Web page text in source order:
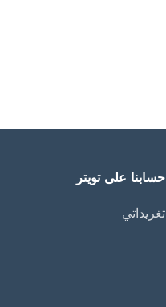
حسابنا على تويتر
تغريداتي